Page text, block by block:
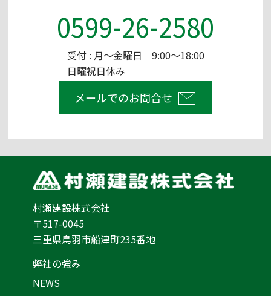
0599-26-2580
受付 : 月～金曜日 9:00～18:00
日曜祝日休み
メールでのお問合せ
村瀬建設株式会社
〒517-0045
三重県鳥羽市船津町235番地
弊社の強み
NEWS